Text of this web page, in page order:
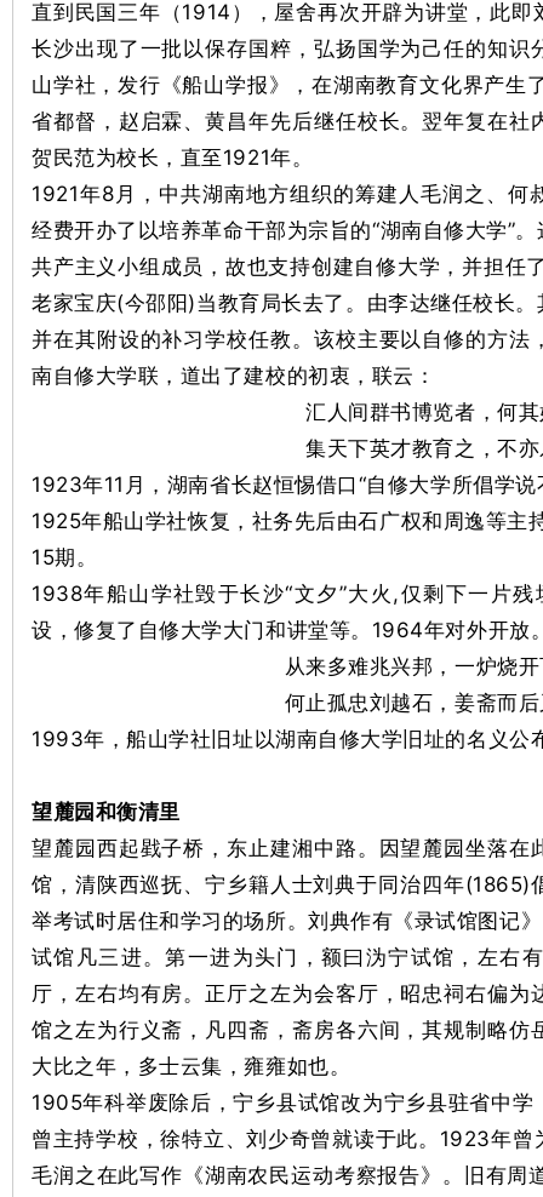
直到民国三年（1914），屋舍再次开辟为讲堂，此
长沙出现了一批以保存国粹，弘扬国学为己任的知识
山学社，发行《船山学报》，在湖南教育文化界产生
省都督，赵启霖、黄昌年先后继任校长。翌年复在社
贺民范为校长，直至1921年。
1921年8月，中共湖南地方组织的筹建人毛润之、何
经费开办了以培养革命干部为宗旨的“湖南自修大学”
共产主义小组成员，故也支持创建自修大学，并担任
老家宝庆(今邵阳)当教育局长去了。由李达继任校长
并在其附设的补习学校任教。该校主要以自修的方
南自修大学联，道出了建校的初衷，联云：
汇人间群书博览者，何
集天下英才教育之，不
1923年11月，湖南省长赵恒惕借口“自修大学所倡学
1925年船山学社恢复，社务先后由石广权和周逸等主
15期。
1938年船山学社毁于长沙“文夕”大火,仅剩下一片
设，修复了自修大学大门和讲堂等。1964年对外开放
从来多难兆兴邦，一炉烧
何止孤忠刘越石，姜斋而
1993年，船山学社旧址以湖南自修大学旧址的名义公
望麓园 和衡清里
望麓园西起戥子桥，东止建湘中路。因望麓园坐落在
馆，清陕西巡抚、宁乡籍人士刘典于同治四年(1865)
举考试时居住和学习的场所。刘典作有《录试馆图记
试馆凡三进。第一进为头门，额曰沩宁试馆，左右
厅，左右均有房。正厅之左为会客厅，昭忠祠右偏
馆之左为行义斋，凡四斋，斋房各六间，其规制略仿
大比之年，多士云集，雍雍如也。
1905年科举废除后，宁乡县试馆改为宁乡县驻省中
曾主持学校，徐特立、刘少奇曾就读于此。1923年
毛润之在此写作《湖南农民运动考察报告》。旧有周